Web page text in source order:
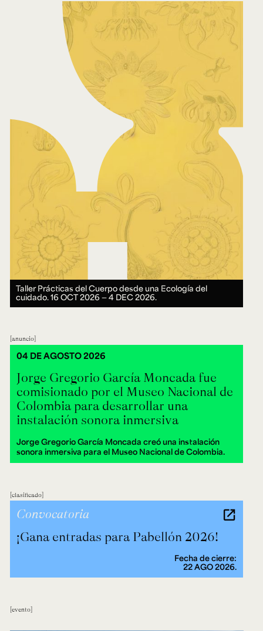
Taller Prácticas del Cuerpo desde una Ecología del
cuidado.16 OCT 2026 ― 4 DEC 2026.
anuncio
Jorge Gregorio García Moncada fue
comisionado por el Museo Nacional de
Colombia para desarrollar una
instalación sonora inmersiva
Jorge Gregorio García Moncada creó una instalación
sonora inmersiva para el Museo Nacional de Colombia.
04 DE AGOSTO 2026
clasificado
¡Gana entradas para Pabellón 2026!
Convocatoria
Fecha de cierre:
22 AGO 2026.
evento